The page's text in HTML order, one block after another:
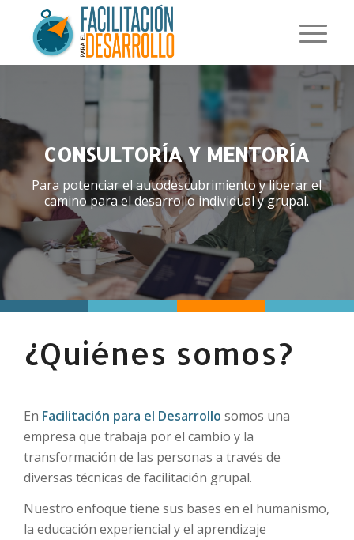
¿Quiénes somos?
En Facilitación para el Desarrollo somos una
empresa que trabaja por el cambio y la
transformación de las personas a través de
diversas técnicas de facilitación grupal.
Nuestro enfoque tiene sus bases en el humanismo,
la educación experiencial y el aprendizaje